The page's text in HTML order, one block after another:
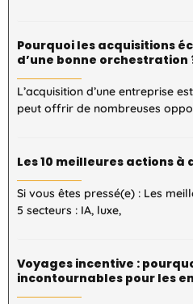
Pourquoi les acquisitions
d’une bonne orchestration
L’acquisition d’une entreprise
peut offrir de nombreuses
Les 10 meilleures actions à
Si vous êtes pressé(e) : Les
5 secteurs : IA, luxe,
Voyages incentive :
incontournables pour les